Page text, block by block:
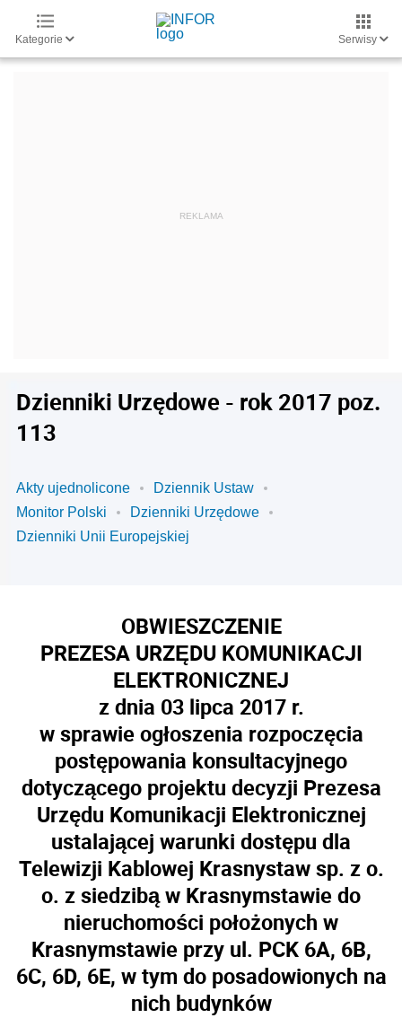
Kategorie Serwisy
Dzienniki Urzędowe - rok 2017 poz.
113
Akty ujednolicone
Dziennik Ustaw
Monitor Polski
Dzienniki Urzędowe
Dzienniki Unii Europejskiej
OBWIESZCZENIE
PREZESA URZĘDU KOMUNIKACJI
ELEKTRONICZNEJ
z dnia 03 lipca 2017 r.
w sprawie ogłoszenia rozpoczęcia
postępowania konsultacyjnego
dotyczącego projektu decyzji Prezesa
Urzędu Komunikacji Elektronicznej
ustalającej warunki dostępu dla
Telewizji Kablowej Krasnystaw sp. z o.
o. z siedzibą w Krasnymstawie do
nieruchomości położonych w
Krasnymstawie przy ul. PCK 6A, 6B,
6C, 6D, 6E, w tym do posadowionych na
nich budynków